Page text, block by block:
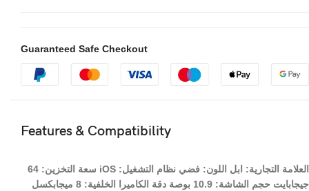
Guaranteed Safe Checkout
Features & Compatibility
العلامة التجارية: ابل اللون: فضي نظام التشغيل: iOS سعة التخزين: 64
جيجابايت حجم الشاشة: 10.9 بوصة دقة الكاميرا الخلفية: 8 ميجابكسل